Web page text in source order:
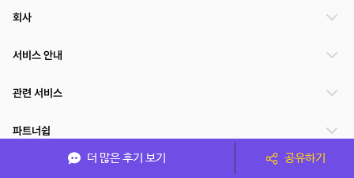
더 많은 후기 보기 공유하기
회사
서비스 안내
관련 서비스
파트너쉽
서비스 제공 국가